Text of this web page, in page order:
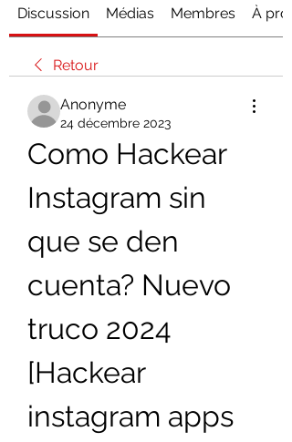
Discussion Médias Membres À
Retour
Anonyme
24 décembre 2023
Como Hackear
Instagram sin
que se den
cuenta? Nuevo
truco 2024
[Hackear
instagram apps